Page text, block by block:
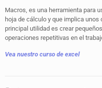
Macros, es una herramienta para
hoja de cálculo y que implica
principal utilidad es crear
operaciones repetitivas en el
Vea nuestro curso de excel